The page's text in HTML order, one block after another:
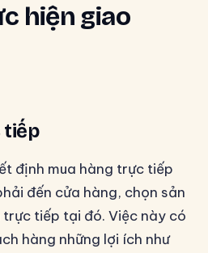
hiện giao
tiếp
định mua hàng trực tiếp
đến cửa hàng, chọn sản
tiếp tại đó. Việc này có
hàng những lợi ích như